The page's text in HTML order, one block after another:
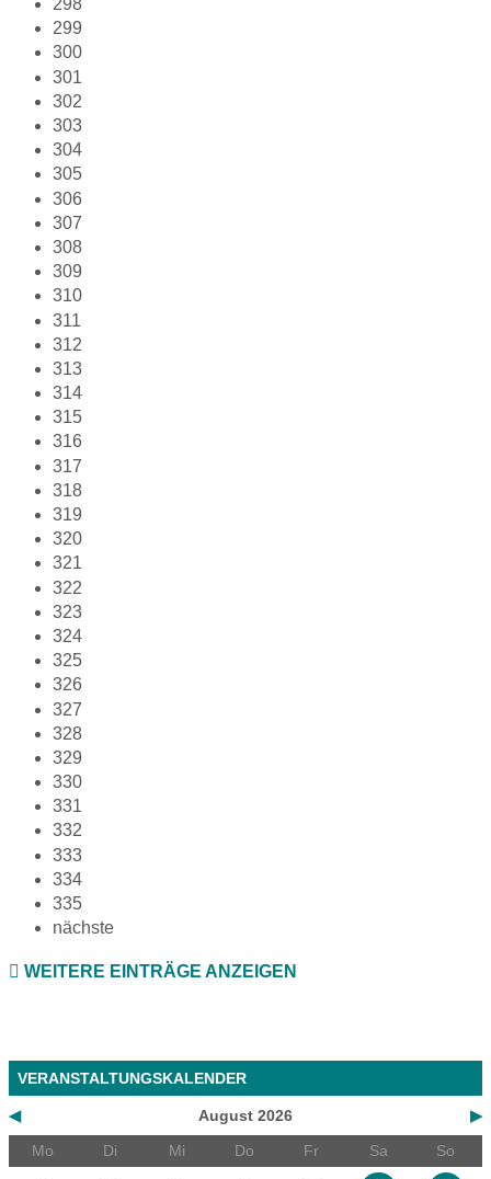
298
299
300
301
302
303
304
305
306
307
308
309
310
311
312
313
314
315
316
317
318
319
320
321
322
323
324
325
326
327
328
329
330
331
332
333
334
335
nächste
WEITERE EINTRÄGE ANZEIGEN
VERANSTALTUNGSKALENDER
◀ ▶
August 2026
Mo
Di Mi Do Fr Sa So